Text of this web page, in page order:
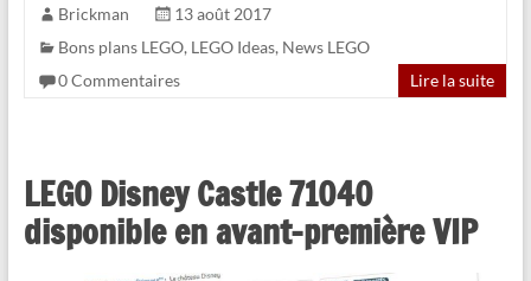
Brickman
13 août 2017
Bons plans LEGO, LEGO Ideas, News LEGO
0 Commentaires
Lire la suite
LEGO Disney Castle 71040
disponible en avant-première VIP